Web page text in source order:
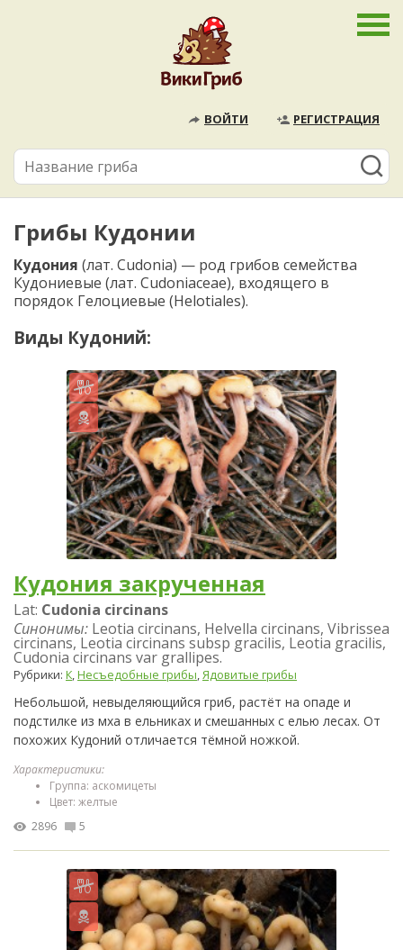
ВОЙТИ РЕГИСТРАЦИЯ
Грибы Кудонии
Кудония (лат. Cudonia) — род грибов семейства
Кудониевые (лат. Cudoniaceae), входящего в
порядок Гелоциевые (Helotiales).
Виды Кудоний:
Кудония закрученная
Lat: Cudonia circinans
Синонимы: Leotia circinans, Helvella circinans, Vibrissea
circinans, Leotia circinans subsp gracilis, Leotia gracilis,
Cudonia circinans var grallipes.
Рубрики: К,Несъедобные грибы,Ядовитые грибы
Небольшой, невыделяющийся гриб, растёт на опаде и
подстилке из мха в ельниках и смешанных с елью лесах. От
похожих Кудоний отличается тёмной ножкой.
Характеристики:
Группа: аскомицеты
Цвет: желтые
2896
5